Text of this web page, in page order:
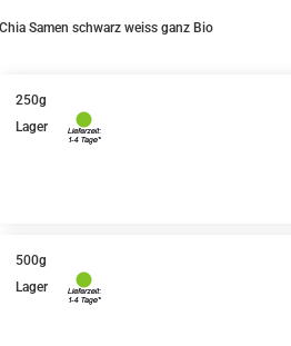
Chia Samen schwarz weiss ganz Bio
250g
Lager
500g
Lager